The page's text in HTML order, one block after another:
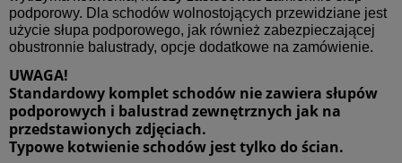
podporowy. Dla schodów wolnostojących przewidziane jest
użycie słupa podporowego, jak również zabezpieczającej
obustronnie balustrady, opcje dodatkowe na zamówienie.
UWAGA!
Standardowy komplet schodów nie zawiera słupów
podporowych i balustrad zewnętrznych jak na
przedstawionych zdjęciach.
Typowe kotwienie schodów jest tylko do ścian.